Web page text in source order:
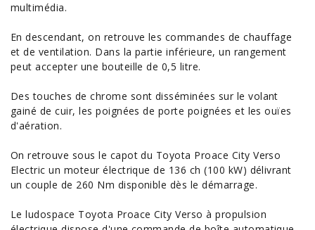
multimédia.
En descendant, on retrouve les commandes de chauffage
et de ventilation. Dans la partie inférieure, un rangement
peut accepter une bouteille de 0,5 litre.
Des touches de chrome sont disséminées sur le volant
gainé de cuir, les poignées de porte poignées et les ouïes
d'aération.
On retrouve sous le capot du Toyota Proace City Verso
Electric un moteur électrique de 136 ch (100 kW) délivrant
un couple de 260 Nm disponible dès le démarrage.
Le ludospace Toyota Proace City Verso à propulsion